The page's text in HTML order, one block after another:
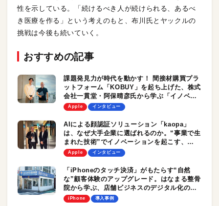
性を示している。「続けるべき人が続けられる、あるべ
き医療を作る」という考えのもと、布川氏とヤックルの
挑戦は今後も続いていく。
おすすめの記事
課題発見力が時代を動かす！ 間接材購買プラ
ットフォーム「KOBUY」を起ち上げた、株式
会社一貫堂・阿保晴彦氏から学ぶ「イノベー
ションの起こし方」
Apple インタビュー
AIによる顔認証ソリューション「kaopa」
は、なぜ大手企業に選ばれるのか。“事業で生
まれた技術”でイノベーションを起こす、
TRIBAWL株式会社の強さの源流
Apple インタビュー
「iPhoneのタッチ決済」がもたらす“自然
な”顧客体験のアップグレード。はなまる整骨
院から学ぶ、店舗ビジネスのデジタル化のヒ
ント。
iPhone 導入事例